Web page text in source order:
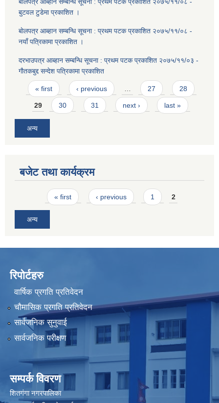
बाेलपत्र आब्हान सम्बन्धि सूचना : प्रथम पटक प्रकाशित २०७५/११/०८ -
बुटवल टुडेमा प्रकाशित ।
बाेलपत्र आब्हान सम्बन्धि सूचना : प्रथम पटक प्रकाशित २०७५/११/०८ -
नयाँ पत्रिकामा प्रकाशित ।
दरभाउपत्र आब्हान सम्बन्धि सूचना : प्रथम पटक प्रकाशित २०७५/११/०३ -
गाैतकबुद्द सन्देश पत्रिकामा प्रकाशित
Pages
« first ‹ previous … 27 28
29 30 31 next › last »
अन्य
बजेट तथा कार्यक्रम
Pages« first ‹ previous 1 2
अन्य
रिपोर्टहरु
वार्षिक प्रगति प्रतिवेदन
चौमासिक प्रगति प्रतिवेदन
सार्वजनिक सुनुवाई
सार्वजनिक परीक्षण
सम्पर्क विवरण
शितगंगा नगरपालिका